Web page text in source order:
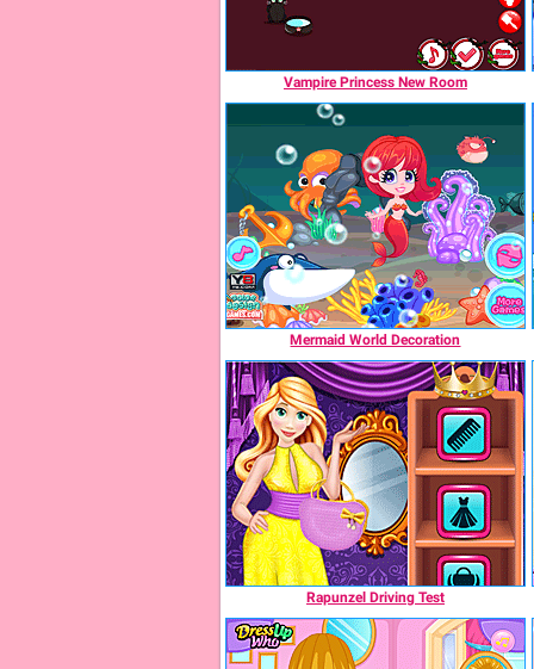
Vampire Princess New Room
Mermaid World Decoration
Rapunzel Driving Test